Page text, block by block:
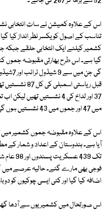
اس کے علاوہ کمیشن نے سات انتخابی
تناسب کے اصول کو یکسر نظر انداز کیا
کشمیر کیلئے ایک انتخابی حلقے جبکہ
گی جن
37 اور لداخ کی 4 نشستیں
میں 47 اور جموں میں 43 نشستیں ہوں گی۔
اس کے علاوہ مقبوضہ جموں کشمیر میں
فوجی بھی مارے گئے۔ حالیہ عرصے میں
اضافہ کیا گیا اور کئی ایسی چوکیوں کو
اس صورتحال میں کشمیریوں سے آدھا